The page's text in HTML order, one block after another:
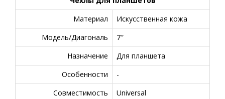
Материал
Искусственная кожа
Модель/Диагональ
7″
Назначение
Для планшета
Особенности
-
Совместимость
Universal